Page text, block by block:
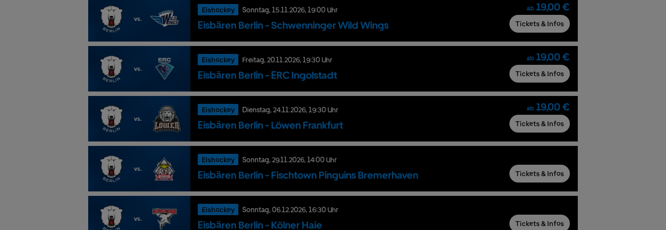
Eishockey Sonntag,15.11.2026,19:00 Uhr
Eisbären Berlin - Schwenninger Wild Wings
ab 19,00 €
Tickets & Infos
Eishockey Freitag,20.11.2026,19:30 Uhr
Eisbären Berlin - ERC Ingolstadt
ab 19,00 €
Tickets & Infos
Eishockey Dienstag,24.11.2026,19:30 Uhr
Eisbären Berlin - Löwen Frankfurt
ab 19,00 €
Tickets & Infos
Eishockey Sonntag,29.11.2026,14:00 Uhr
Eisbären Berlin - Fischtown Pinguins Bremerhaven Tickets & Infos
Eishockey Sonntag,06.12.2026,16:30 Uhr
Eisbären Berlin - Kölner Haie Tickets & Infos